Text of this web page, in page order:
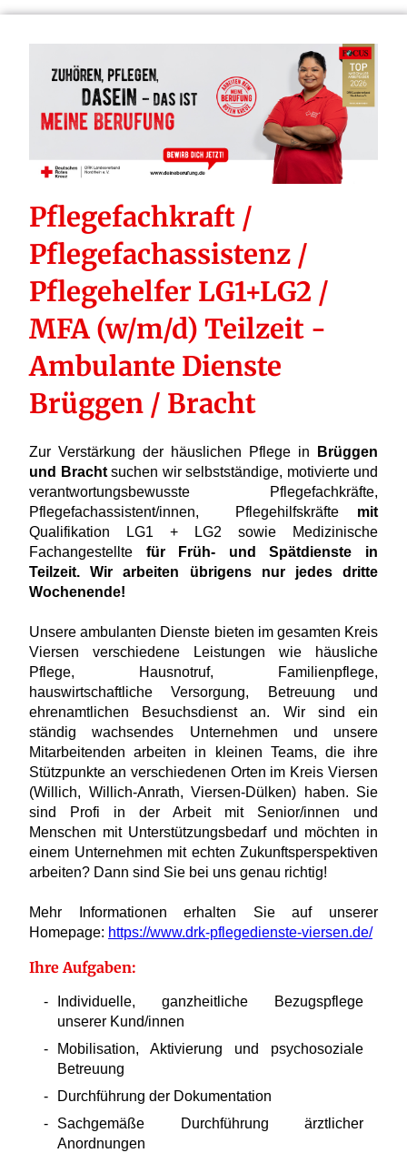
Pflegefachkraft /
Pflegefachassistenz /
Pflegehelfer LG1+LG2 /
MFA (w/m/d) Teilzeit -
Ambulante Dienste
Brüggen / Bracht
Zur Verstärkung der häuslichen Pflege in
Brüggen
und Brachtsuchen wir selbstständige, motivierte und
verantwortungsbewusste Pflegefachkräfte,
Pflegefachassistent/innen, Pflegehilfskräfte mit
Qualifikation LG1 + LG2 sowie Medizinische
Fachangestellte für Früh- und Spätdienste in
Teilzeit. Wir arbeiten übrigens nur jedes dritte
Wochenende!
Unsere ambulanten Dienste bieten im gesamten Kreis
Viersen verschiedene Leistungen wie häusliche
Pflege, Hausnotruf, Familienpflege,
hauswirtschaftliche Versorgung, Betreuung und
ehrenamtlichen Besuchsdienst an. Wir sind ein
ständig wachsendes Unternehmen und unsere
Mitarbeitenden arbeiten in kleinen Teams, die ihre
Stützpunkte an verschiedenen Orten im Kreis Viersen
(Willich, Willich-Anrath, Viersen-Dülken) haben. Sie
sind Profi in der Arbeit mit Senior/innen und
Menschen mit Unterstützungsbedarf und möchten in
einem Unternehmen mit echten Zukunftsperspektiven
arbeiten? Dann sind Sie bei uns genau richtig!
Mehr Informationen erhalten Sie auf unserer
Homepage: https://www.drk-pflegedienste-viersen.de/
Ihre Aufgaben:
Individuelle, ganzheitliche Bezugspflege
unserer Kund/innen
Mobilisation, Aktivierung und psychosoziale
Betreuung
Durchführung der Dokumentation
Sachgemäße Durchführung ärztlicher
Anordnungen